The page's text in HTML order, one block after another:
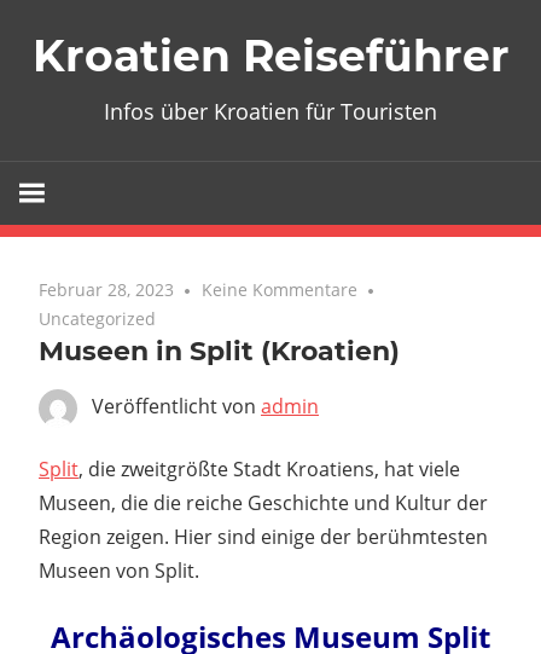
InhaltKroatien Reiseführer
Infos über Kroatien für Touristen
Februar 28, 2023
Keine Kommentare
Uncategorized
Museen in Split (Kroatien)
Veröffentlicht von admin
Split, die zweitgrößte Stadt Kroatiens, hat viele
Museen, die die reiche Geschichte und Kultur der
Region zeigen. Hier sind einige der berühmtesten
Museen von Split.
Archäologisches Museum Split